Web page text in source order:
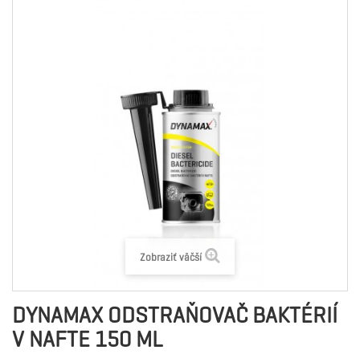
Zobraziť väčší
DYNAMAX ODSTRAŇOVAČ BAKTÉRIÍ
V NAFTE 150 ML